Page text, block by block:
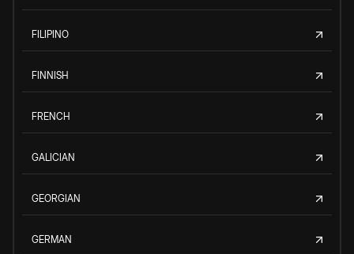
FILIPINO
FINNISH
FRENCH
GALICIAN
GEORGIAN
GERMAN